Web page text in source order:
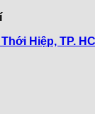
Hiệp, TP.